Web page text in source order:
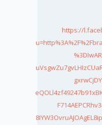
https://